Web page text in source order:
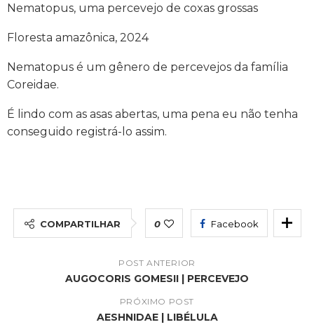
Nematopus, uma percevejo de coxas grossas
Floresta amazônica, 2024
Nematopus é um gênero de percevejos da família
Coreidae.
É lindo com as asas abertas, uma pena eu não tenha
conseguido registrá-lo assim.
COMPARTILHAR 0 Facebook
POST ANTERIOR
AUGOCORIS GOMESII | PERCEVEJO
PRÓXIMO POST
AESHNIDAE | LIBÉLULA